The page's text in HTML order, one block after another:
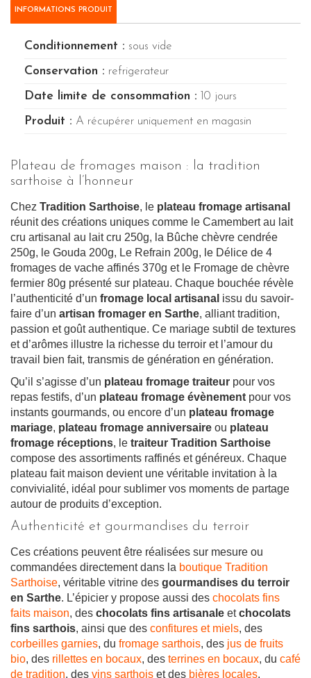
INFORMATIONS PRODUIT
Conditionnement : sous vide
Conservation : refrigerateur
Date limite de consommation : 10 jours
Produit : A récupérer uniquement en magasin
Plateau de fromages maison : la tradition
sarthoise à l’honneur
Chez Tradition Sarthoise, le plateau fromage artisanal
réunit des créations uniques comme le Camembert au lait
cru artisanal au lait cru 250g, la Bûche chèvre cendrée
250g, le Gouda 200g, Le Refrain 200g, le Délice de 4
fromages de vache affinés 370g et le Fromage de chèvre
fermier 80g présenté sur plateau. Chaque bouchée révèle
l’authenticité d’un fromage local artisanal issu du savoir-
faire d’un artisan fromager en Sarthe, alliant tradition,
passion et goût authentique. Ce mariage subtil de textures
et d’arômes illustre la richesse du terroir et l’amour du
travail bien fait, transmis de génération en génération.
Qu’il s’agisse d’un plateau fromage traiteur pour vos
repas festifs, d’un plateau fromage évènement pour vos
instants gourmands, ou encore d’un plateau fromage
mariage, plateau fromage anniversaire ou plateau
fromage réceptions, le traiteur Tradition Sarthoise
compose des assortiments raffinés et généreux. Chaque
plateau fait maison devient une véritable invitation à la
convivialité, idéal pour sublimer vos moments de partage
autour de produits d’exception.
Authenticité et gourmandises du terroir
Ces créations peuvent être réalisées sur mesure ou
commandées directement dans la boutique Tradition
Sarthoise, véritable vitrine des gourmandises du terroir
en Sarthe. L’épicier y propose aussi des chocolats fins
faits maison, des chocolats fins artisanale etchocolats
fins sarthois, ainsi que des confitures et miels, des
corbeilles garnies, du fromage sarthois, des jus de fruits
bio, des rillettes en bocaux, des terrines en bocaux, du café
de tradition, des vins sarthois et des bières locales.